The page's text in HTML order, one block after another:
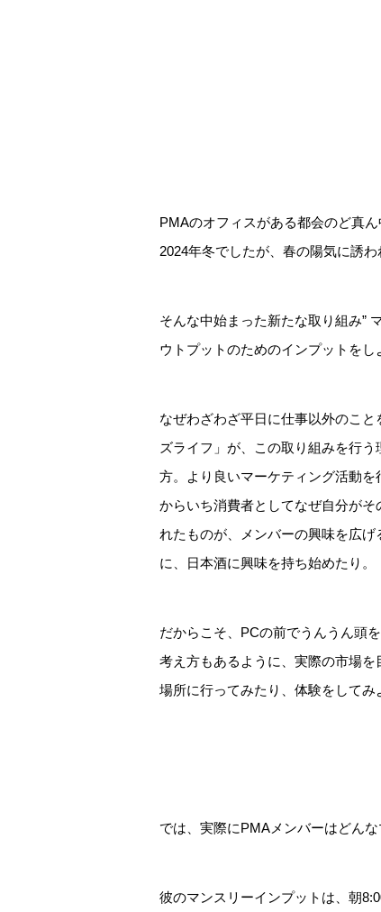
PMAのオフィスがある都会のど真
2024年冬でしたが、春の陽気に誘
そんな中始まった新たな取り組み”
ウトプットのためのインプットをし
なぜわざわざ平日に仕事以外のこ
ズライフ」が、この取り組みを行
方。より良いマーケティング活動
からいち消費者としてなぜ自分が
れたものが、メンバーの興味を広
に、日本酒に興味を持ち始めたり。
だからこそ、PCの前でうんうん頭
考え方もあるように、実際の市場
場所に行ってみたり、体験をしてみ
では、実際にPMAメンバーはどん
彼のマンスリーインプットは、朝